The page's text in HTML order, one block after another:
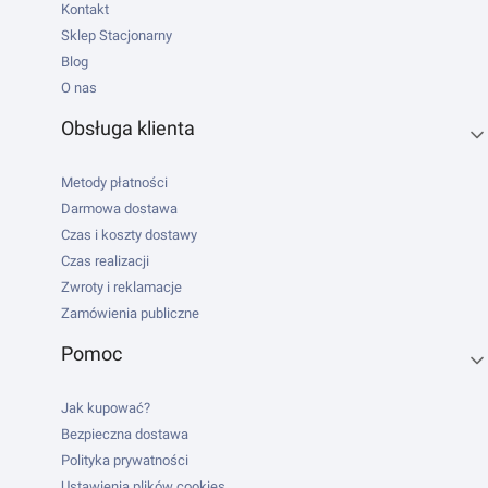
Kontakt
Sklep Stacjonarny
Blog
O nas
Obsługa klienta
Metody płatności
Darmowa dostawa
Czas i koszty dostawy
Czas realizacji
Zwroty i reklamacje
Zamówienia publiczne
Pomoc
Jak kupować?
Bezpieczna dostawa
Polityka prywatności